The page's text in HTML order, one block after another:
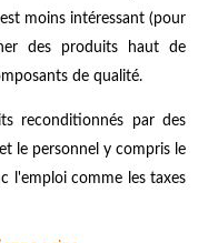
moins intéressant (pour
des produits haut de
de qualité.
reconditionnés par des
le personnel y compris le
l'emploi comme les taxes